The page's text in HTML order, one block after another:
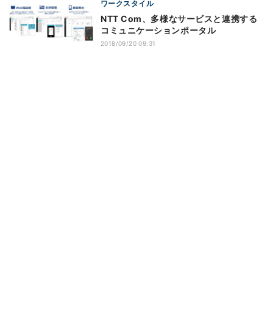
ワークスタイル
NTT Com、多様なサービスと連携する
コミュニケーションポータル
2018/09/20 09:31